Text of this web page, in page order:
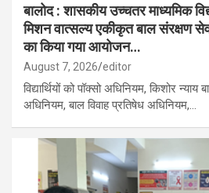
बालोद : शासकीय उच्चतर माध्यमिक
मिशन वात्सल्य एकीकृत बाल संरक्षण
का किया गया आयोजन…
August 7, 2026 editor
विद्यार्थियों को पॉक्सो अधिनियम, किशोर
अधिनियम, बाल विवाह प्रतिषेध अधिनियम,…